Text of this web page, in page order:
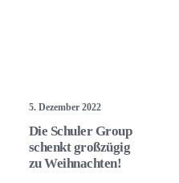
5. Dezember 2022
Die Schuler Group
schenkt großzügig
zu Weihnachten!